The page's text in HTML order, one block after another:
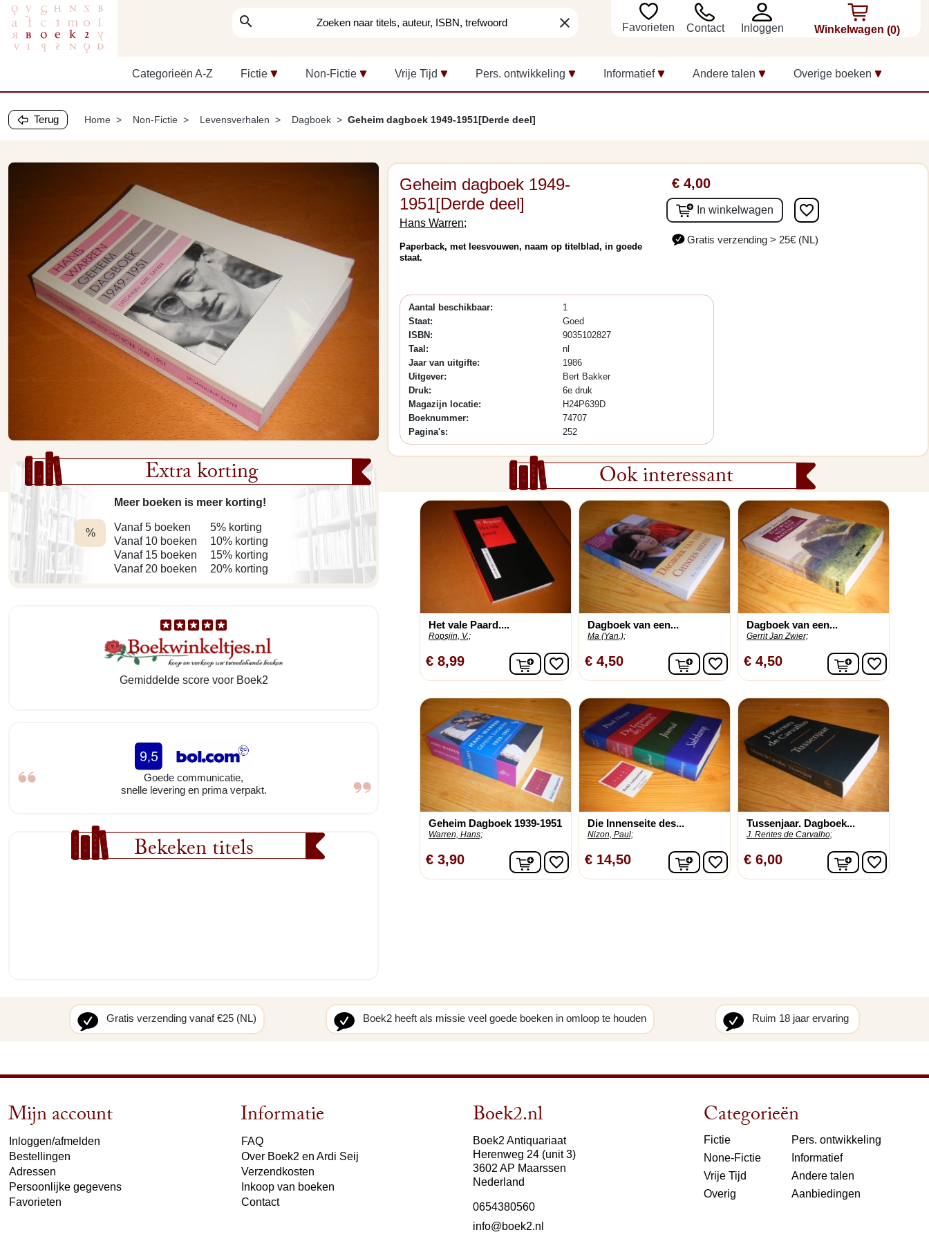
search clear Favorieten Contact Inloggen Winkelwagen (0)
Categorieën A-Z Fictie Non-Fictie Vrije Tijd Pers. ontwikkeling Informatief Andere talen Overige boeken
Terug Home Non-Fictie Levensverhalen Dagboek Geheim dagboek 1949-1951[Derde deel]
Geheim dagboek 1949-
1951[Derde deel]
Hans Warren;
Paperback, met leesvouwen, naam op titelblad, in goede
staat.
€ 4,00
In winkelwagen favorite_border
Gratis verzending > 25€ (NL)
Aantal beschikbaar:
1
Staat:
Goed
ISBN:
9035102827
Taal:
nl
Jaar van uitgifte:
1986
Uitgever:
Bert Bakker
Druk:
6e druk
Magazijn locatie:
H24P639D
Boeknummer:
74707
Pagina's:
252
Extra korting
%
Meer boeken is meer korting!
Vanaf 5 boeken
Vanaf 10 boeken
Vanaf 15 boeken
Vanaf 20 boeken
5% korting
10% korting
15% korting
20% korting
Gemiddelde score voor Boek2
Goede communicatie,
snelle levering en prima verpakt.
Bekeken titels
Ook interessant
Het vale Paard....
Ropsjin, V.;
€ 8,99 In winkelwagen
favorite_border
Dagboek van een...
Ma (Yan.);
€ 4,50 In winkelwagen
favorite_border
Dagboek van een...
Gerrit Jan Zwier;
€ 4,50 Infavorite_border
Geheim Dagboek 1939-1951
Warren, Hans;
€ 3,90 In winkelwagen
favorite_border
Die Innenseite des...
Nizon, Paul;
€ 14,50 In winkelwagen
favorite_border
Tussenjaar. Dagboek...
J. Rentes de Carvalho;
€ 6,00 Infavorite_border
Gratis verzending vanaf €25 (NL) Boek2 heeft als missie veel goede boeken in omloop te houden Ruim 18 jaar ervaring
Mijn account
Inloggen/afmelden
Bestellingen
Adressen
Persoonlijke gegevens
Favorieten
Informatie
FAQ
Over Boek2 en Ardi Seij
Verzendkosten
Inkoop van boeken
Contact
Boek2.nl
Boek2 Antiquariaat
Herenweg 24 (unit 3)
3602 AP Maarssen
Nederland
0654380560
info@boek2.nl
Categorieën
Fictie
None-Fictie
Vrije Tijd
Overig
Pers. ontwikkeling
Informatief
Andere talen
Aanbiedingen